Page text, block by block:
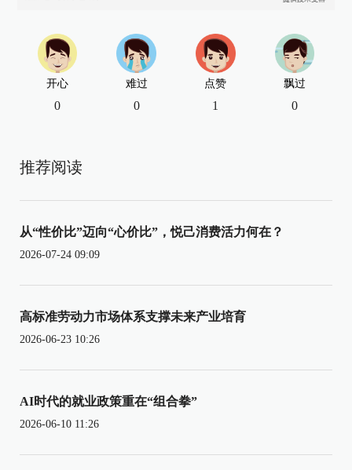
开心
0
难过
0
点赞
1
飘过
0
推荐阅读
从“性价比”迈向“心价比”，悦己消费活力何在？
2026-07-24 09:09
高标准劳动力市场体系支撑未来产业培育
2026-06-23 10:26
AI时代的就业政策重在“组合拳”
2026-06-10 11:26